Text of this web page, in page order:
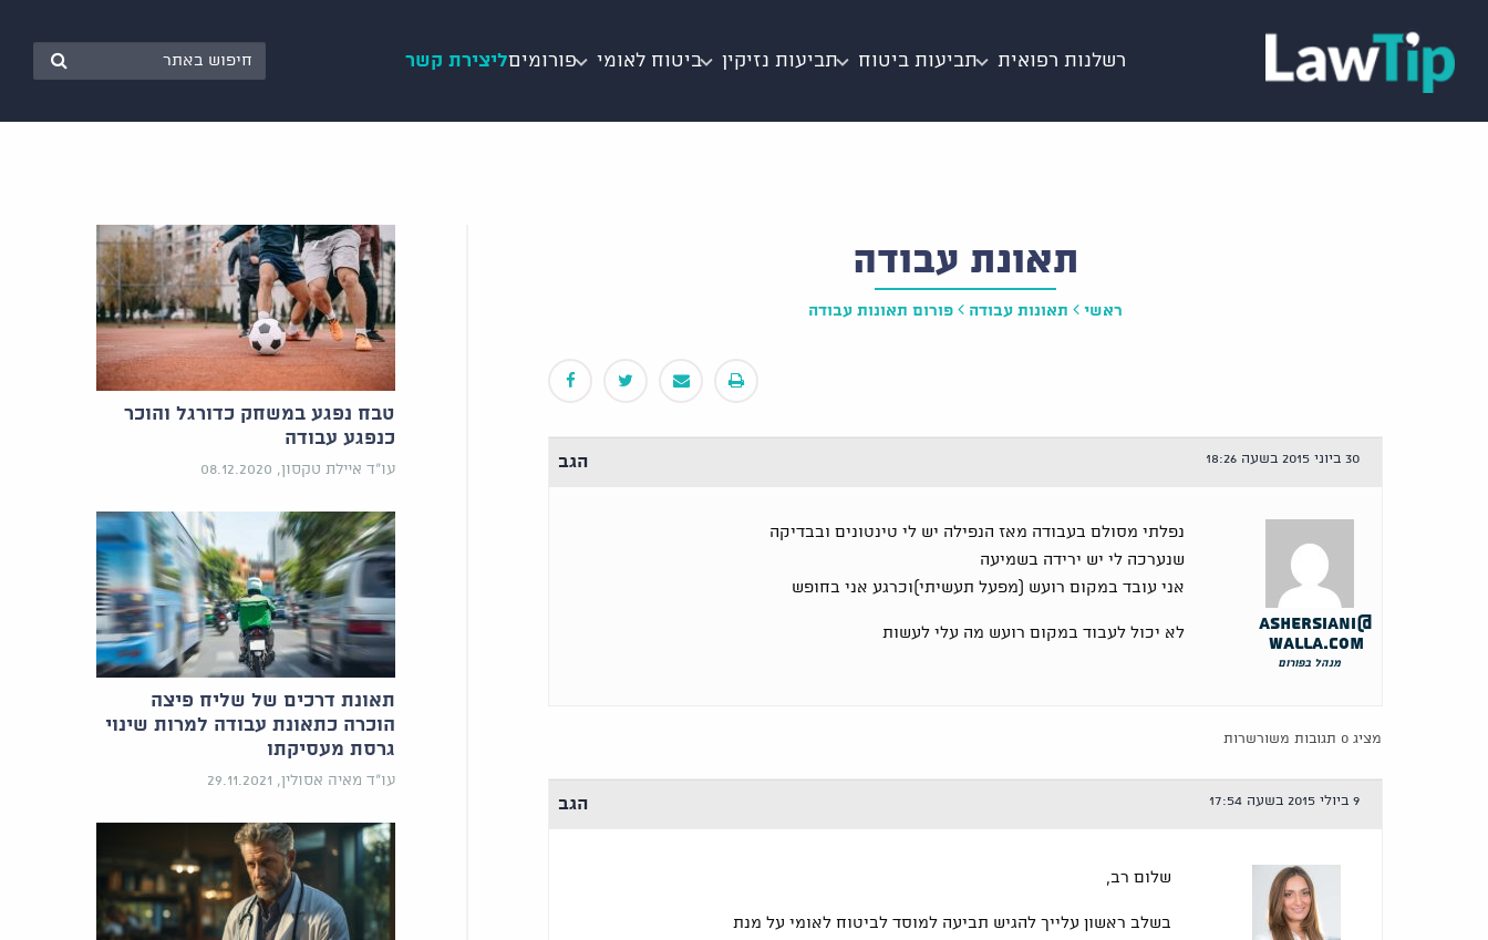
רשלנות רפואית תביעות ביטוח תביעות נזיקין ביטוח לאומי פורומיםליצירת קשר
תאונת עבודה
ראשי תאונות עבודה פורום תאונות עבודה
30 ביוני 2015 בשעה 18:26 הגב
ashersiani@
walla.com
מנהל בפורום
נפלתי מסולם בעבודה מאז הנפילה יש לי טינטונים ובבדיקה
שנערכה לי יש ירידה בשמיעה
אני עובד במקום רועש (מפעל תעשיתי)וכרגע אני בחופש
לא יכול לעבוד במקום רועש מה עלי לעשות
מציג 0 תגובות משורשרות
9 ביולי 2015 בשעה 17:54 הגב
שלום רב,
בשלב ראשון עלייך להגיש תביעה למוסד לביטוח לאומי על מנת
טבח נפגע במשחק כדורגל והוכר
כנפגע עבודה
עו"ד איילת טקסון, 08.12.2020
תאונת דרכים של שליח פיצה
הוכרה כתאונת עבודה למרות שינוי
גרסת מעסיקתו
עו"ד מאיה אסולין, 29.11.2021